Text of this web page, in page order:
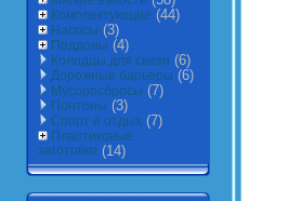
Комплектующие (44)
Насосы (3)
Поддоны (4)
Колодцы для связи (6)
Дорожные барьеры (6)
Мусоросбросы (7)
Понтоны (3)
Спорт и отдых (7)
Пластиковые
заготовки (14)